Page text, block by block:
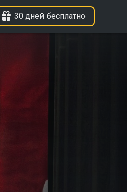
30 дней бесплатно